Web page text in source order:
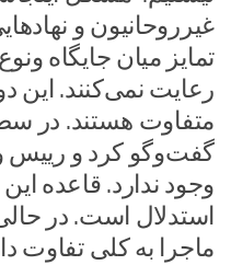
غیرروحانیون و
تمایز میان جایگاه
رعایت نمی‌کنند. این
متفاوت هستند. در
گفت‌وگو کرد و رییس و
وجود ندارد. قاعده
استدلال است. در
ماجرا به کلی تفاوت